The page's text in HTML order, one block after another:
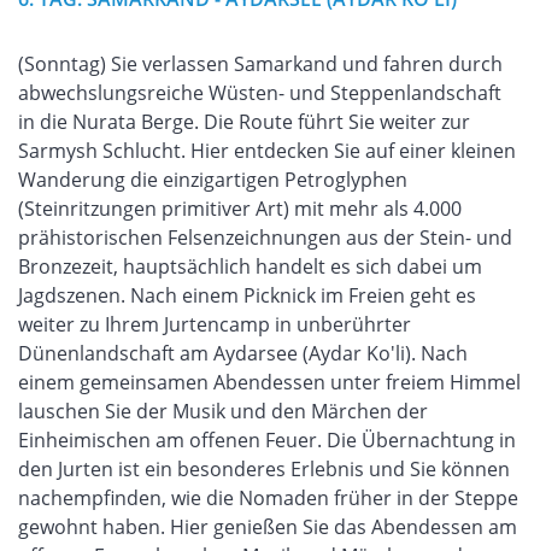
(Sonntag) Sie verlassen Samarkand und fahren durch
abwechslungsreiche Wüsten- und Steppenlandschaft
in die Nurata Berge. Die Route führt Sie weiter zur
Sarmysh Schlucht. Hier entdecken Sie auf einer kleinen
Wanderung die einzigartigen Petroglyphen
(Steinritzungen primitiver Art) mit mehr als 4.000
prähistorischen Felsenzeichnungen aus der Stein- und
Bronzezeit, hauptsächlich handelt es sich dabei um
Jagdszenen. Nach einem Picknick im Freien geht es
weiter zu Ihrem Jurtencamp in unberührter
Dünenlandschaft am Aydarsee (Aydar Ko'li). Nach
einem gemeinsamen Abendessen unter freiem Himmel
lauschen Sie der Musik und den Märchen der
Einheimischen am offenen Feuer. Die Übernachtung in
den Jurten ist ein besonderes Erlebnis und Sie können
nachempfinden, wie die Nomaden früher in der Steppe
gewohnt haben. Hier genießen Sie das Abendessen am